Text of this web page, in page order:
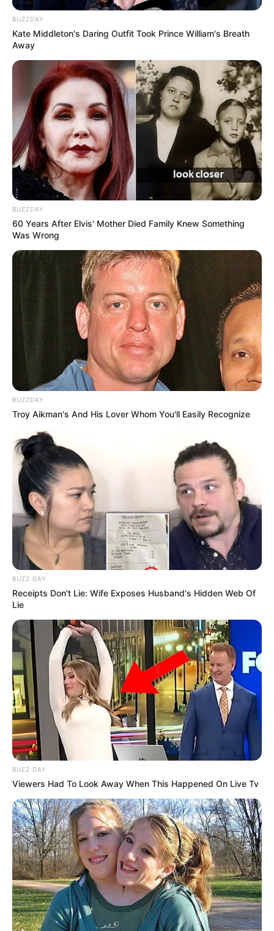
Habibie dan Ainun 3 Jeritan Malam
Serem! 9 Chat Ojek Online &
Pelanggan Ini Bikin Auto
Merinding
Bikin Ngakak, 10 Potret
Cosplay Murah Pakai Bahan
Seadanya
Anti Mainstream, 10 Cara
Membawa Barang Belanjaan
Versi Warga Thailand
Langka Banget! 10 Pose Lucu
Katak yang Bikin Ketawa
Gemes
BUZZDAY
Kate Middleton's Daring Outfit Took Prince William's Breath
Away
BUZZDAY
60 Years After Elvis' Mother Died Family Knew Something
Was Wrong
BUZZDAY
Troy Aikman's And His Lover Whom You'll Easily Recognize
BUZZ DAY
Receipts Don't Lie: Wife Exposes Husband's Hidden Web Of
Lie
BUZZ DAY
Viewers Had To Look Away When This Happened On Live Tv